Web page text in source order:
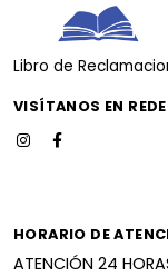
Libro de
VISÍTANOS EN
HORARIO DE
ATENCIÓN 24